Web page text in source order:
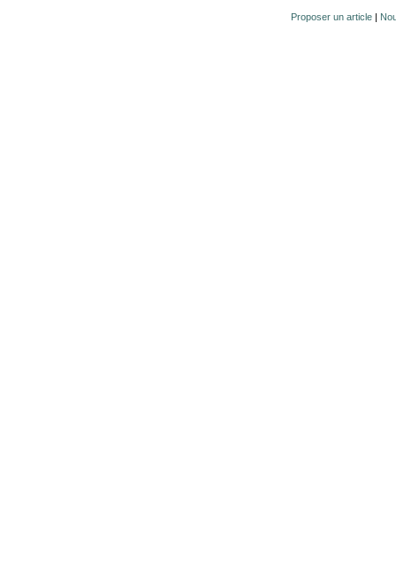
Proposer un article |